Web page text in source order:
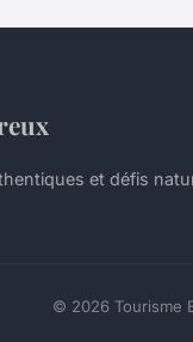
et défis
© 2026 Tourisme